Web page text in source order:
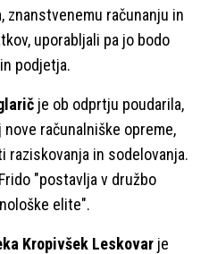
znanstvenemu računanju in
uporabljali pa jo bodo
podjetja.
je ob odprtju poudarila,
računalniške opreme,
raziskovanja in sodelovanja.
"postavlja v družbo
elite".
Kropivšek Leskovar je